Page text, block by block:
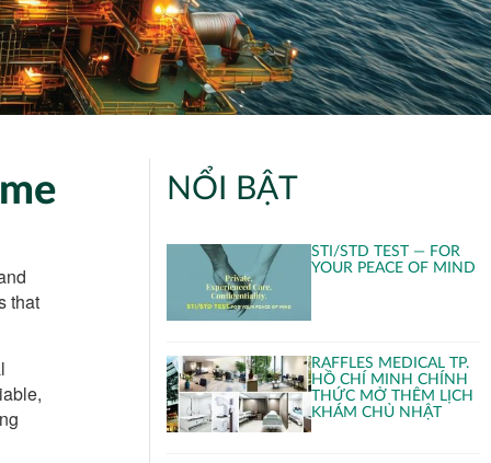
that
NỔI BẬT
STI/STD TEST — FOR
YOUR PEACE OF MIND
RAFFLES MEDICAL TP.
HỒ CHÍ MINH CHÍNH
THỨC MỞ THÊM LỊCH
KHÁM CHỦ NHẬT